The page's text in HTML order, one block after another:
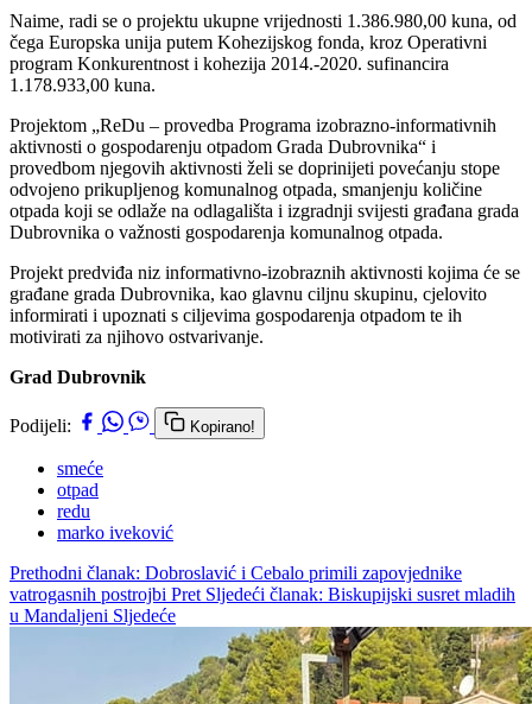
Naime, radi se o projektu ukupne vrijednosti 1.386.980,00 kuna, od
čega Europska unija putem Kohezijskog fonda, kroz Operativni
program Konkurentnost i kohezija 2014.-2020. sufinancira
1.178.933,00 kuna.
Projektom „ReDu – provedba Programa izobrazno-informativnih
aktivnosti o gospodarenju otpadom Grada Dubrovnika“ i
provedbom njegovih aktivnosti želi se doprinijeti povećanju stope
odvojeno prikupljenog komunalnog otpada, smanjenju količine
otpada koji se odlaže na odlagališta i izgradnji svijesti građana grada
Dubrovnika o važnosti gospodarenja komunalnog otpada.
Projekt predviđa niz informativno-izobraznih aktivnosti kojima će se
građane grada Dubrovnika, kao glavnu ciljnu skupinu, cjelovito
informirati i upoznati s ciljevima gospodarenja otpadom te ih
motivirati za njihovo ostvarivanje.
Grad Dubrovnik
Podijeli: Kopirano!
smeće
otpad
redu
marko iveković
Prethodni članak: Dobroslavić i Cebalo primili zapovjednike
vatrogasnih postrojbi Pret Sljedeći članak: Biskupijski susret mladih
u Mandaljeni Sljedeće